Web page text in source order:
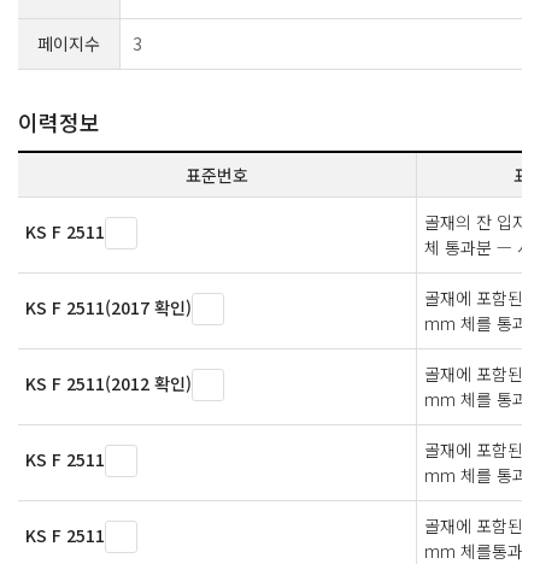
페이지수 3
이력정보
표준번호 표
KS F 2511
골재의 잔 입
체 통과분 — 시
KS F 2511(2017 확인)
골재에 포함된
mm 체를 통과
KS F 2511(2012 확인)
골재에 포함된
mm 체를 통과
KS F 2511
골재에 포함된
mm 체를 통과
KS F 2511
골재에 포함된
mm 체를통과